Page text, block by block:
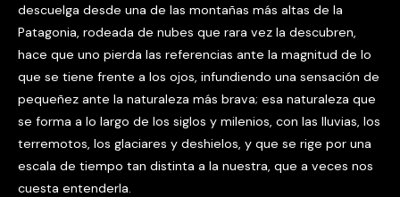
descuelga desde una de las montañas más altas de la
Patagonia, rodeada de nubes que rara vez la descubren,
hace que uno pierda las referencias ante la magnitud de lo
que se tiene frente a los ojos, infundiendo una sensación de
pequeñez ante la naturaleza más brava; esa naturaleza que
se forma a lo largo de los siglos y milenios, con las lluvias, los
terremotos, los glaciares y deshielos, y que se rige por una
escala de tiempo tan distinta a la nuestra, que a veces nos
cuesta entenderla.